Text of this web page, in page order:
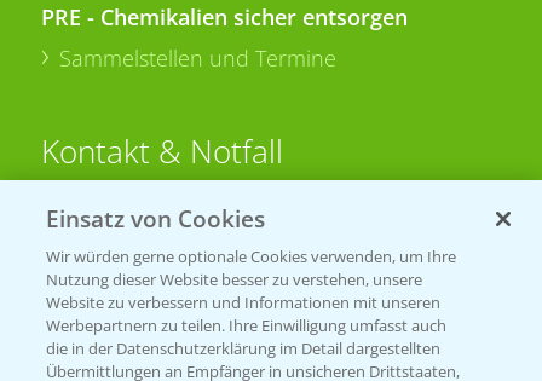
PRE - Chemikalien sicher entsorgen
Sammelstellen und Termine
Kontakt & Notfall
Beratung auf WhatsApp
T.+49 (0)174 346 564 1
KONTAKT
Einsatz von Cookies
Wir würden gerne optionale Cookies verwenden, um Ihre
Nutzung dieser Website besser zu verstehen, unsere
Website zu verbessern und Informationen mit unseren
Werbepartnern zu teilen. Ihre Einwilligung umfasst auch
die in der Datenschutzerklärung im Detail dargestellten
Übermittlungen an Empfänger in unsicheren Drittstaaten,